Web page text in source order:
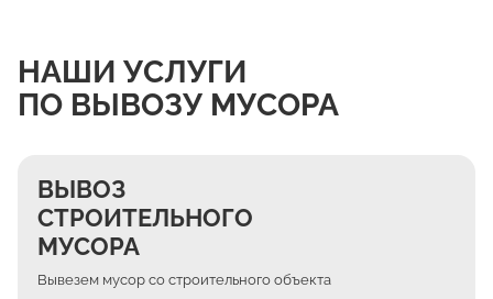
НАШИ УСЛУГИ
ПО ВЫВОЗУ МУСОРА
ВЫВОЗ
СТРОИТЕЛЬНОГО
МУСОРА
Вывезем мусор со строительного объекта